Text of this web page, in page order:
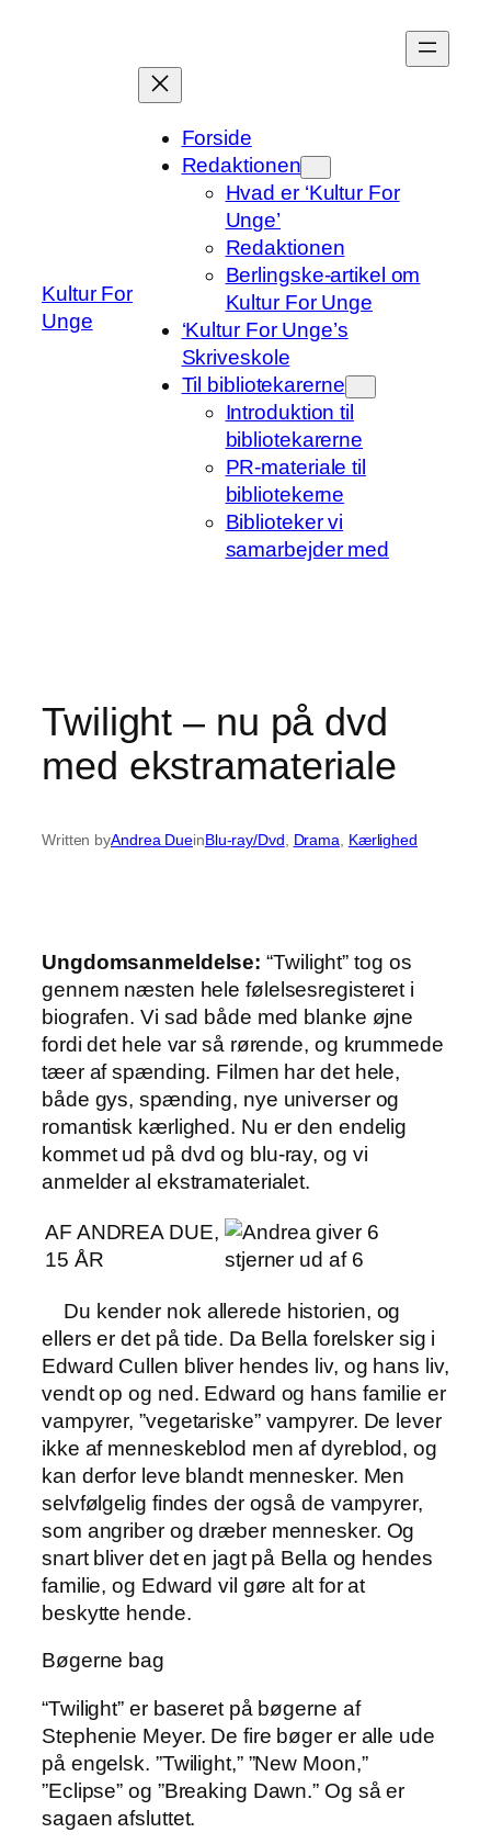
Kultur For
Unge
Forside
Redaktionen
Hvad er ‘Kultur For
Unge’
Redaktionen
Berlingske-artikel om
Kultur For Unge
‘Kultur For Unge’s
Skriveskole
Til bibliotekarerne
Introduktion til
bibliotekarerne
PR-materiale til
bibliotekerne
Biblioteker vi
samarbejder med
Twilight – nu på dvd
med ekstramateriale
Written byAndrea DueinBlu-ray/Dvd Drama Kærlighed
Ungdomsanmeldelse:“Twilight” tog os
gennem næsten hele følelsesregisteret i
biografen. Vi sad både med blanke øjne
fordi det hele var så rørende, og krummede
tæer af spænding. Filmen har det hele,
både gys, spænding, nye universer og
romantisk kærlighed. Nu er den endelig
kommet ud på dvd og blu-ray, og vi
anmelder al ekstramaterialet.
AF ANDREA DUE,
15 ÅR
Du kender nok allerede historien, og
ellers er det på tide. Da Bella forelsker sig i
Edward Cullen bliver hendes liv, og hans liv,
vendt op og ned. Edward og hans familie er
vampyrer, ”vegetariske” vampyrer. De lever
ikke af menneskeblod men af dyreblod, og
kan derfor leve blandt mennesker. Men
selvfølgelig findes der også de vampyrer,
som angriber og dræber mennesker. Og
snart bliver det en jagt på Bella og hendes
familie, og Edward vil gøre alt for at
beskytte hende.
Bøgerne bag
“Twilight” er baseret på bøgerne af
Stephenie Meyer. De fire bøger er alle ude
på engelsk. ”Twilight,” ”New Moon,”
”Eclipse” og ”Breaking Dawn.” Og så er
sagaen afsluttet.